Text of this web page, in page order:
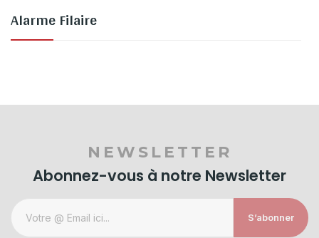
Alarme Filaire
NEWSLETTER
Abonnez-vous à notre Newsletter
S’abonner